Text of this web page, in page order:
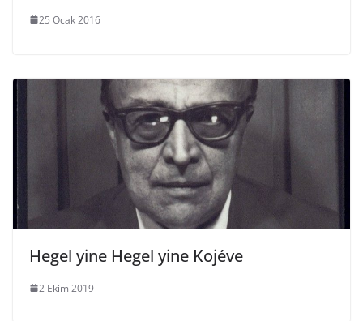
25 Ocak 2016
Hegel yine Hegel yine Kojéve
2 Ekim 2019